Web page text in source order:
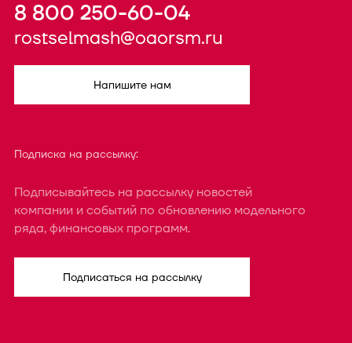
8 800 250-60-04
rostselmash@oaorsm.ru
Напишите нам
Подписка на рассылку:
Подписывайтесь на рассылку новостей
компании и событий по обновлению модельного
ряда, финансовых программ.
Подписаться на рассылку